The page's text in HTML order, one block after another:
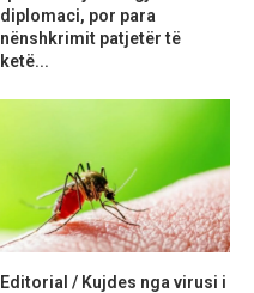
diplomaci, por para
nënshkrimit patjetër të
ketë...
Editorial / Kujdes nga virusi i